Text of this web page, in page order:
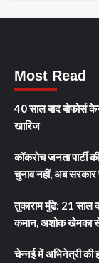
Most Read
40 साल बाद बोफोर्स
खारिज
कॉकरोच जनता
चुनाव नहीं, अब सरकार
तुकाराम मुंढे: 21 साल
कमान, अशोक खेमका से
चेन्नई में अभिनेत्री